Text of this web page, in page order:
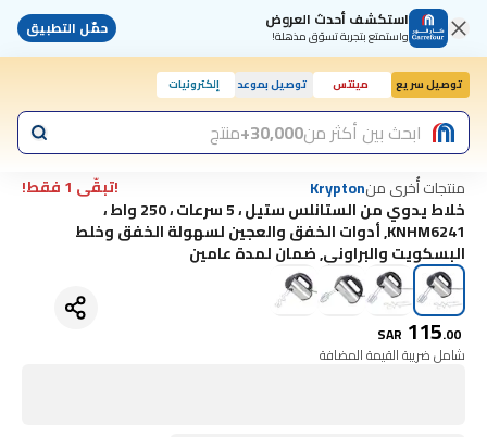
استكشف أحدث العروض
واستمتع بتجربة تسوّق مذهلة! حمّل التطبيق
توصيل سريع مينتس توصيل بموعد إلكترونيات
اليوم, 2:00 مابحث بين أكثر من30,000+ منتج
منتجات أُخرى منKrypton
!تبقّى 1 فقط!
خلاط يدوي من الستانلس ستيل ، 5 سرعات ، 250 واط ،
KNHM6241, أدوات الخفق والعجين لسهولة الخفق وخلط
البسكويت والبراوني, ضمان لمدة عامين
SAR 115.00
شامل ضريبة القيمة المضافة